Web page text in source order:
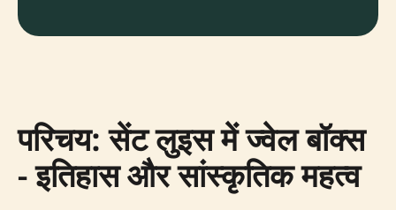
परिचय: सेंट लुइस में ज्वेल बॉक्स
- इतिहास और सांस्कृतिक महत्व